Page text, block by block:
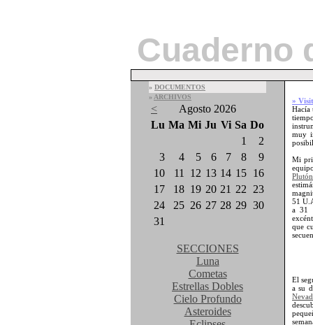
Cuaderno
» DOCUMENTOS
» ARCHIVOS
<
Agosto 2026
Lu Ma Mi Ju Vi Sa Do
1
2
3
4 5 6 7 8
9
10
11 12 13 14 15 16
17
18 19 20 21 22
23
24
25 26 27 28 29 30
31
SECCIONES
Luna
Cometas
Estrellas Dobles
Cielo Profundo
Asteroides
»
Hacía
muy
Mi
51
a 31
que
El
a su